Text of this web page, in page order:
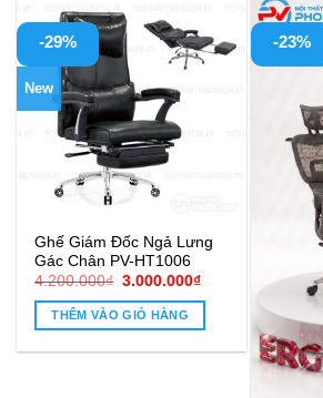
-29%
New
Ghế Giám Đốc Ngả Lưng
Gác Chân PV-HT1006
4.200.000₫ Giá
là:
4.200.000₫.
3.000.000₫Giá
3.000.000₫.
THÊM VÀO GIỎ HÀNG
-23%